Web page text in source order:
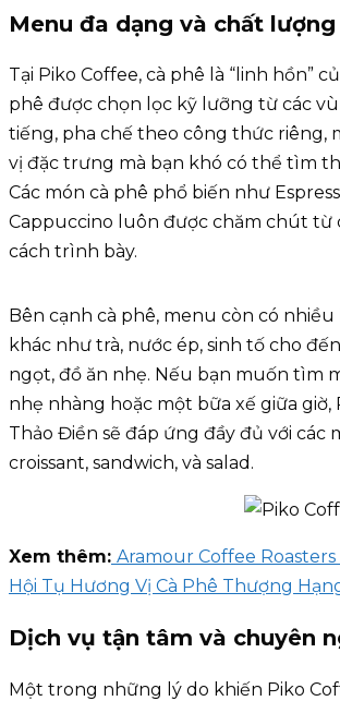
Menu đa dạng và chất lượng
Tại Piko Coffee, cà phê là “linh hồn”
phê được chọn lọc kỹ lưỡng từ các
tiếng, pha chế theo công thức riêng,
vị đặc trưng mà bạn khó có thể tìm
Các món cà phê phổ biến như
Cappuccino luôn được chăm chút từ
cách trình bày.
Bên cạnh cà phê, menu còn có
khác như trà, nước ép, sinh tố cho
ngọt, đồ ăn nhẹ. Nếu bạn muốn tìm
nhẹ nhàng hoặc một bữa xế giữa giờ,
Thảo Điền sẽ đáp ứng đầy đủ với các
croissant, sandwich, và salad.
Xem thêm: Aramour Coffee
Hội Tụ Hương Vị Cà Phê Thượng
Dịch vụ tận tâm và chuyên
Một trong những lý do khiến Piko